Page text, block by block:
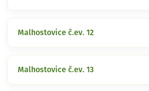
Malhostovice č.ev. 12
Malhostovice č.ev. 13